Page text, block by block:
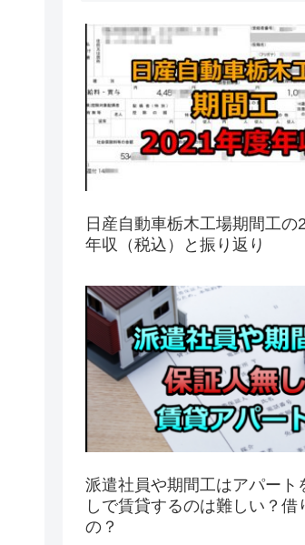
日産自動車栃木工場期間工の
年収（税込）と振り返り
派遣社員や期間工はアパート
しで賃貸するのは難しい？借
の？